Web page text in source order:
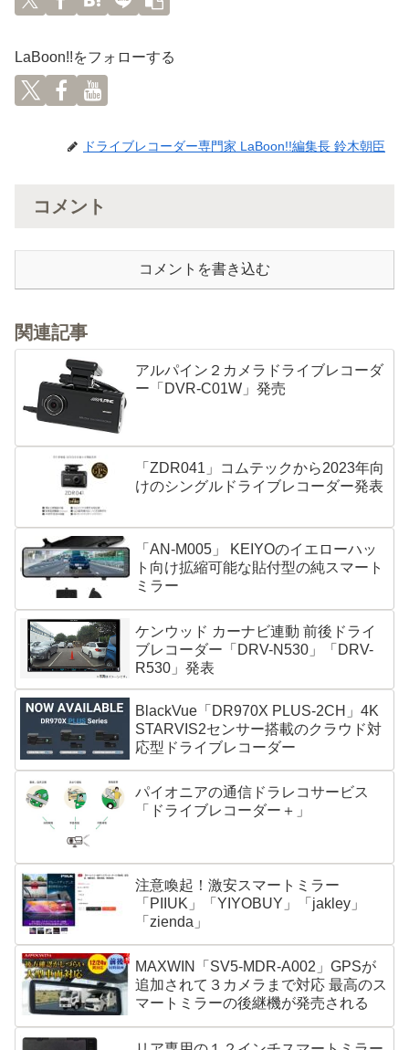
LaBoon!!をフォローする
ドライブレコーダー専門家 LaBoon!!編集長 鈴木朝臣
コメント
コメントを書き込む
関連記事
アルパイン２カメラドライブレコーダ
ー「DVR-C01W」発売
「ZDR041」コムテックから2023年向
けのシングルドライブレコーダー発表
「AN-M005」 KEIYOのイエローハッ
ト向け拡縮可能な貼付型の純スマート
ミラー
ケンウッド カーナビ連動 前後ドライ
ブレコーダー「DRV-N530」「DRV-
R530」発表
BlackVue「DR970X PLUS-2CH」4K
STARVIS2センサー搭載のクラウド対
応型ドライブレコーダー
パイオニアの通信ドラレコサービス
「ドライブレコーダー＋」
注意喚起！激安スマートミラー
「PIIUK」「YIYOBUY」「jakley」
「zienda」
MAXWIN「SV5-MDR-A002」GPSが
追加されて３カメラまで対応 最高のス
マートミラーの後継機が発売される